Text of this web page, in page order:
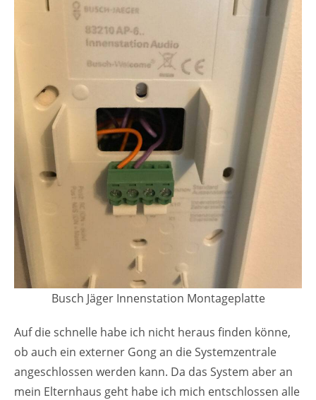
Busch Jäger Innenstation Montageplatte
Auf die schnelle habe ich nicht heraus finden könne,
ob auch ein externer Gong an die Systemzentrale
angeschlossen werden kann. Da das System aber an
mein Elternhaus geht habe ich mich entschlossen alle